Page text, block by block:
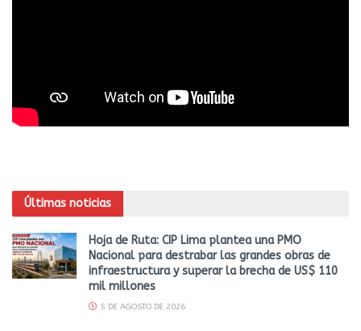
Últimas noticias
Hoja de Ruta: CIP Lima plantea una PMO
Nacional para destrabar las grandes obras de
infraestructura y superar la brecha de US$ 110
mil millones
5 DE AGOSTO DE 2026